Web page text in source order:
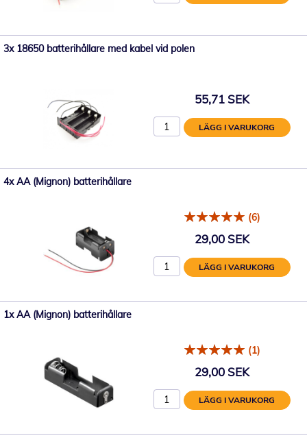
3x 18650 batterihållare med kabel vid polen
55,71 SEK
LÄGG I VARUKORG
4x AA (Mignon) batterihållare
(6)
29,00 SEK
LÄGG I VARUKORG
1x AA (Mignon) batterihållare
(1)
29,00 SEK
LÄGG I VARUKORG